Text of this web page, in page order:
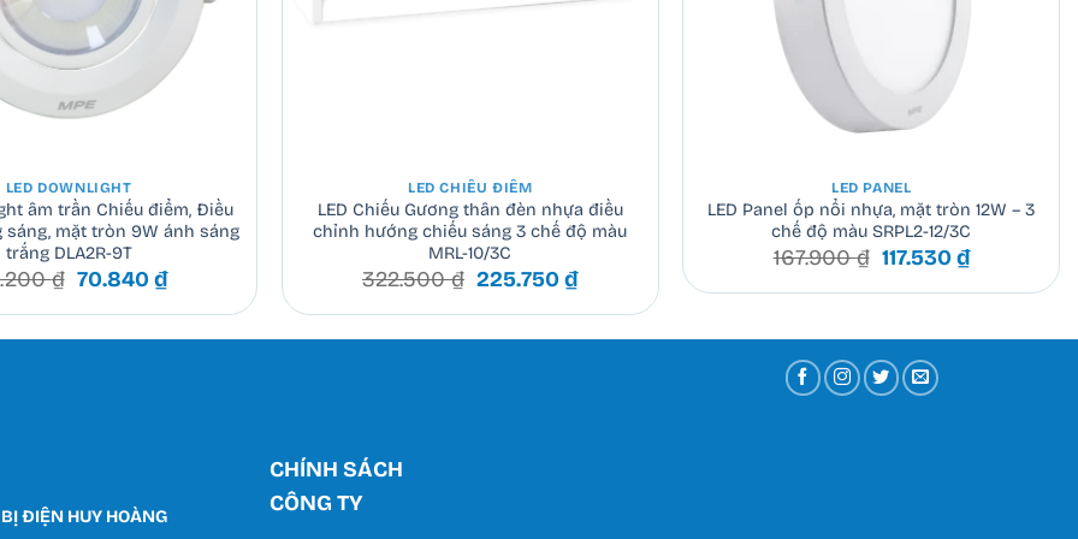
LED DOWNLIGHT
âm trần Chiếu điểm, Điều
mặt tròn 9W ánh sáng
trắng DLA2R-9T
₫ Giá
là:
101.200 ₫.
70.840 ₫Giá
tại
là:
LED CHIẾU ĐIỂM
LED Chiếu Gương thân đèn nhựa điều
chỉnh hướng chiếu sáng 3 chế độ màu
MRL-10/3C
322.500₫ Giá
là:
322.500 ₫.
225.750₫Giá
tại
là:
LED PANEL
LED Panel ốp nổi nhựa, mặt tròn 12W – 3
chế độ màu SRPL2-12/3C
167.900₫ Giá
là:
117.530 ₫Giá
tại
117.530 ₫.
ĐIỆN HUY HOÀNG
CHÍNH SÁCH
CÔNG TY